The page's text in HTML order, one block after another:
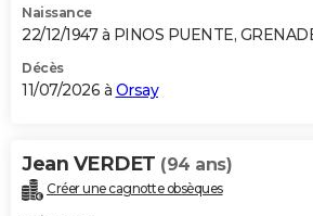
Naissance
22/12/1947 à PINOS PUENTE,
Décès
11/07/2026 à Orsay
Jean VERDET (94 ans)
Créer une cagnotte obsèques